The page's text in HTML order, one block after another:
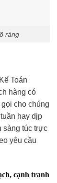
ràng
Toán
hàng có
cho chúng
hay dịp
sàng túc trực
yêu cầu
cạnh tranh